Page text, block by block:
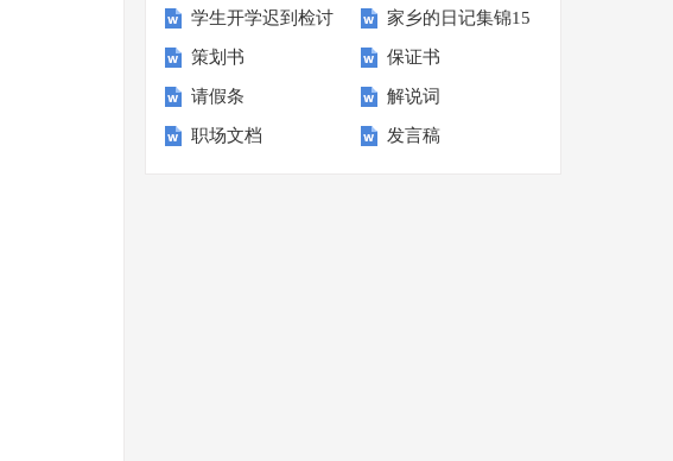
篇 范文汇总九篇
学生开学迟到检讨
书汇编十篇
家乡的日记集锦15
篇
策划书 保证书
请假条 解说词
职场文档 发言稿